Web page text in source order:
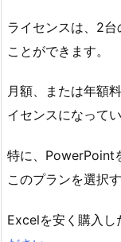
ライセンスは、2
ことができます。
月額、または年額
イセンスになって
特に、PowerPoint
このプランを選択
Excelを安く購入し